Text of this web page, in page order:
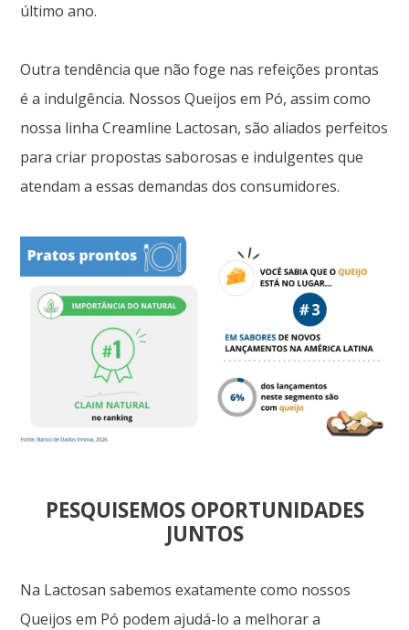
último ano.
Outra tendência que não foge nas refeições prontas
é a indulgência. Nossos Queijos em Pó, assim como
nossa linha Creamline Lactosan, são aliados perfeitos
para criar propostas saborosas e indulgentes que
atendam a essas demandas dos consumidores.
PESQUISEMOS OPORTUNIDADES
JUNTOS
Na Lactosan sabemos exatamente como nossos
Queijos em Pó podem ajudá-lo a melhorar a